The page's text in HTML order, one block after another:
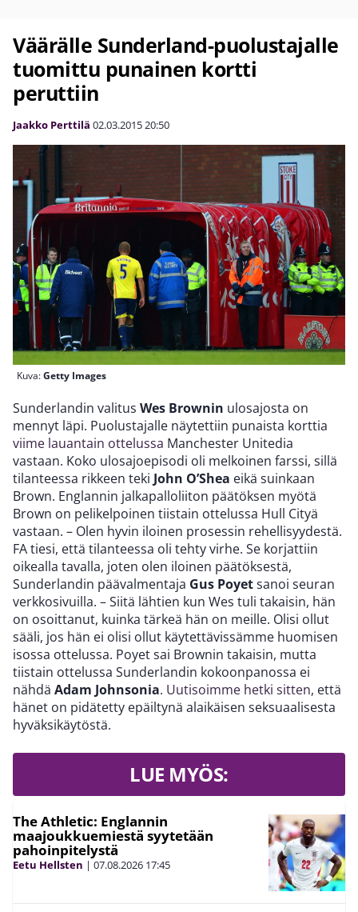
Väärälle Sunderland-puolustajalle
tuomittu punainen kortti
peruttiin
Jaakko Perttilä 02.03.201520:50
Kuva:Getty Images
Sunderlandin valitus Wes Brownin ulosajosta on
mennyt läpi. Puolustajalle näytettiin punaista korttia
viime lauantain ottelussa Manchester Unitedia
vastaan. Koko ulosajoepisodi oli melkoinen farssi, sillä
tilanteessa rikkeen teki John O’Shea eikä suinkaan
Brown. Englannin jalkapalloliiton päätöksen myötä
Brown on pelikelpoinen tiistain ottelussa Hull Cityä
vastaan. – Olen hyvin iloinen prosessin rehellisyydestä.
FA tiesi, että tilanteessa oli tehty virhe. Se korjattiin
oikealla tavalla, joten olen iloinen päätöksestä,
Sunderlandin päävalmentaja Gus Poyetsanoi seuran
verkkosivuilla. – Siitä lähtien kun Wes tuli takaisin, hän
on osoittanut, kuinka tärkeä hän on meille. Olisi ollut
sääli, jos hän ei olisi ollut käytettävissämme huomisen
isossa ottelussa. Poyet sai Brownin takaisin, mutta
tiistain ottelussa Sunderlandin kokoonpanossa ei
nähdä Adam Johnsonia. Uutisoimme hetki sitten, että
hänet on pidätetty epäiltynä alaikäisen seksuaalisesta
hyväksikäytöstä.
LUE MYÖS:
The Athletic: Englannin
maajoukkuemiestä syytetään
pahoinpitelystä
Eetu Hellsten | 07.08.2026 17:45